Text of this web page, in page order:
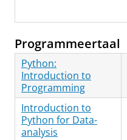
Programmeertaal
Python:
Introduction to
Programming
Introduction to
Python for Data-
analysis